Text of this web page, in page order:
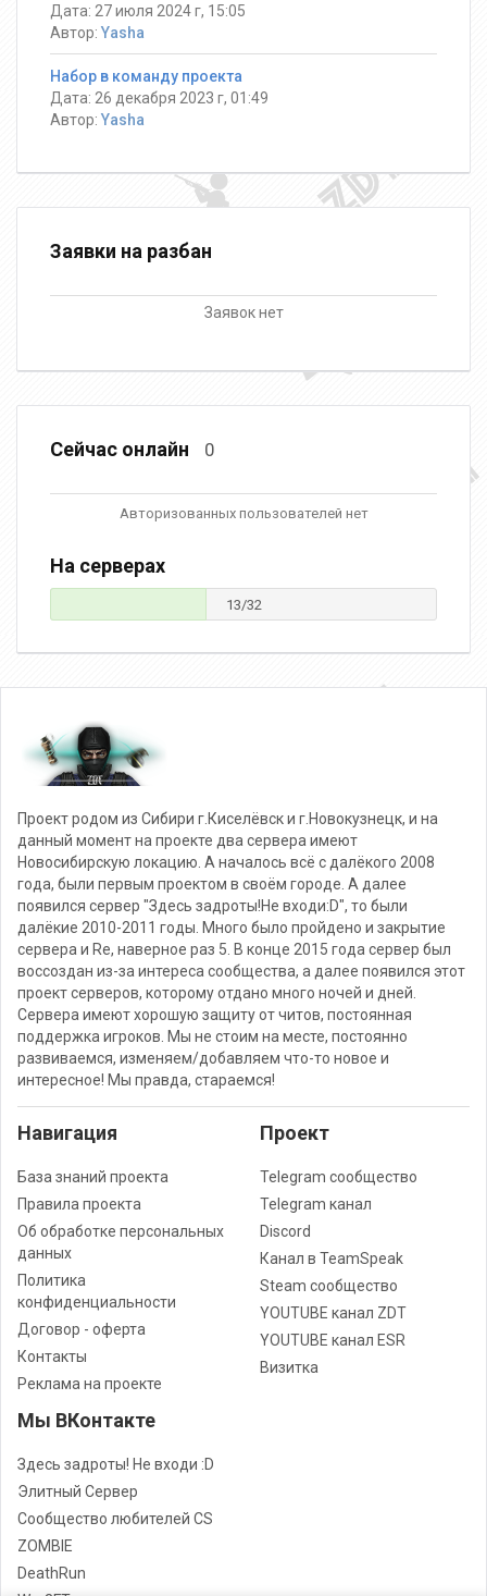
Дата: 27 июля 2024 г, 15:05
Автор: Yasha
Набор в команду проекта
Дата: 26 декабря 2023 г, 01:49
Автор: Yasha
Заявки на разбан
Заявок нет
Сейчас онлайн 0
Авторизованных пользователей нет
На серверах
13/32
Проект родом из Сибири г.Киселёвск и г.Новокузнецк, и на
данный момент на проекте два сервера имеют
Новосибирскую локацию. А началось всё с далёкого 2008
года, были первым проектом в своём городе. А далее
появился сервер "Здесь задроты!Не входи:D", то были
далёкие 2010-2011 годы. Много было пройдено и закрытие
сервера и Re, наверное раз 5. В конце 2015 года сервер был
воссоздан из-за интереса сообщества, а далее появился этот
проект серверов, которому отдано много ночей и дней.
Сервера имеют хорошую защиту от читов, постоянная
поддержка игроков. Мы не стоим на месте, постоянно
развиваемся, изменяем/добавляем что-то новое и
интересное! Мы правда, стараемся!
Навигация
База знаний проекта
Правила проекта
Об обработке персональных
данных
Политика
конфиденциальности
Договор - оферта
Контакты
Реклама на проекте
Проект
Telegram сообщество
Telegram канал
Discord
Канал в TeamSpeak
Steam сообщество
YOUTUBE канал ZDT
YOUTUBE канал ESR
Визитка
Мы ВКонтакте
Здесь задроты! Не входи :D
Элитный Сервер
Сообщество любителей CS
ZOMBIE
DeathRun